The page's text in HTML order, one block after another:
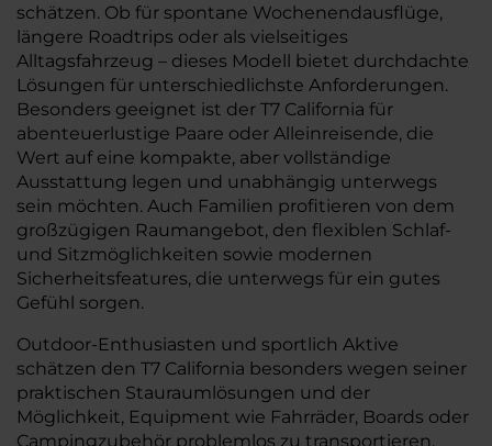
schätzen. Ob für spontane Wochenendausflüge,
längere Roadtrips oder als vielseitiges
Alltagsfahrzeug – dieses Modell bietet durchdachte
Lösungen für unterschiedlichste Anforderungen.
Besonders geeignet ist der T7 California für
abenteuerlustige Paare oder Alleinreisende, die
Wert auf eine kompakte, aber vollständige
Ausstattung legen und unabhängig unterwegs
sein möchten. Auch Familien profitieren von dem
großzügigen Raumangebot, den flexiblen Schlaf-
und Sitzmöglichkeiten sowie modernen
Sicherheitsfeatures, die unterwegs für ein gutes
Gefühl sorgen.
Outdoor-Enthusiasten und sportlich Aktive
schätzen den T7 California besonders wegen seiner
praktischen Stauraumlösungen und der
Möglichkeit, Equipment wie Fahrräder, Boards oder
Campingzubehör problemlos zu transportieren.